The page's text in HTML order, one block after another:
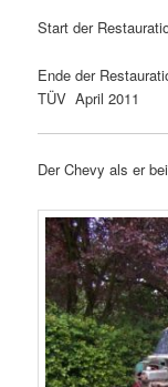
Start der
Ende der
TÜV April 2011
Der Chevy als er